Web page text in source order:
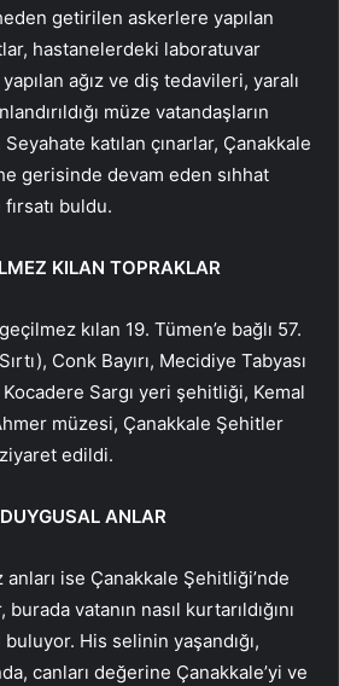
getirilen askerlere yapılan
hastanelerdeki laboratuvar
ağız ve diş tedavileri, yaralı
müze vatandaşların
katılan çınarlar, Çanakkale
gerisinde devam eden sıhhat
buldu.
KILAN TOPRAKLAR
kılan 19. Tümen’e bağlı 57.
Conk Bayırı, Mecidiye Tabyası
Kocadere Sargı yeri şehitliği, Kemal
müzesi, Çanakkale Şehitler
edildi.
ANLAR
ise Çanakkale Şehitliği’nde
vatanın nasıl kurtarıldığını
His selinin yaşandığı,
canları değerine Çanakkale’yi ve